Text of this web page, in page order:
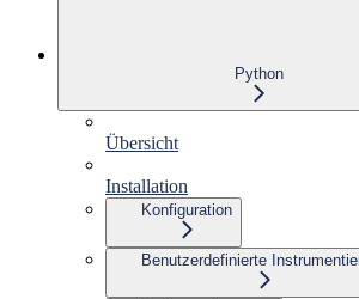
Python
Übersicht
Installation
Konfiguration
Benutzerdefinierte